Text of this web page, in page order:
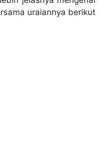
uraiannya berikut